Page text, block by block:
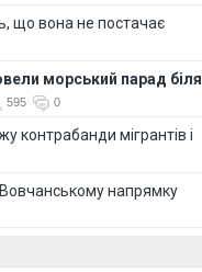
що вона не постачає
морський парад біля
595 0
контрабанди мігрантів і
напрямку